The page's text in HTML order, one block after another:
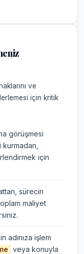
ve
için kritik
görüşmesi
için
sürecin
maliyet
adınıza işlem
veya konuyla